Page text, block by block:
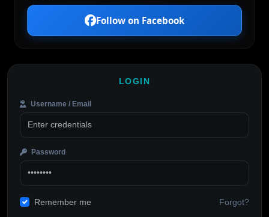
Follow on Facebook
LOGIN
Username / Email
Password
Remember me Forgot?